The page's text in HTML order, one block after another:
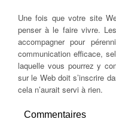
Une fois que votre site
penser à le faire vivre.
accompagner pour
communication efficace,
laquelle vous pourrez y
sur le Web doit s’inscrire
cela n’aurait servi à rien.
Commentaires